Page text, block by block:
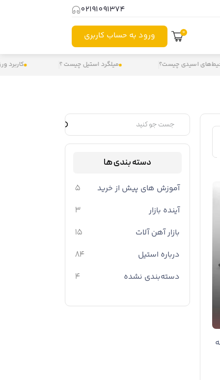
02191091374
0 ورود به حساب کاربری
میلگرد استیل چیست ؟ کاربرد ورق استیل در
دسته بندی ها
آموزش های پیش از خرید 5
آینده بازار 3
بازار آهن آلات 15
درباره استیل 84
دسته‌بندی نشده 4